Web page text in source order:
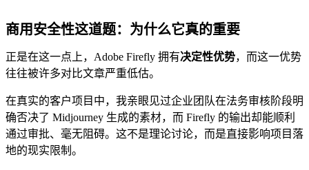
商用安全性这道题：为什么它真的重要
正是在这一点上，Adobe Firefly 拥有决定性优势，而这一优势
往往被许多对比文章严重低估。
在真实的客户项目中，我亲眼见过企业团队在法务审核阶段明
确否决了 Midjourney 生成的素材，而 Firefly 的输出却能顺利
通过审批、毫无阻碍。这不是理论讨论，而是直接影响项目落
地的现实限制。